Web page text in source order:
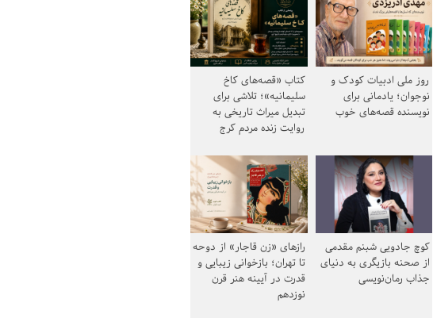
روز ملی ادبیات کودک و
نوجوان؛ یادمانی برای
نویسنده قصه‌های خوب
کتاب «قصه‌های کاخ
سلیمانیه»؛ تلاشی برای
تبدیل میراث تاریخی به
روایت زنده مردم کرج
کوچ جادویی شبنم مقدمی
از صحنه بازیگری به دنیای
جذاب رمان‌نویسی
رازهای «زن قاجار» از دوحه
تا تهران؛ بازخوانی زیبایی و
قدرت در آیینه هنر قرن
نوزدهم